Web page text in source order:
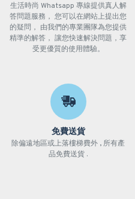
生活時尚 Whatsapp 專線提供真人解
答問題服務， 您可以在網站上提出您
的疑問， 由我們的專業團隊為您提供
精準的解答， 讓您快速解決問題，享
受更優質的使用體驗。
免費送貨
除偏遠地區或上落樓梯費外 , 所有產
品免費送貨 .